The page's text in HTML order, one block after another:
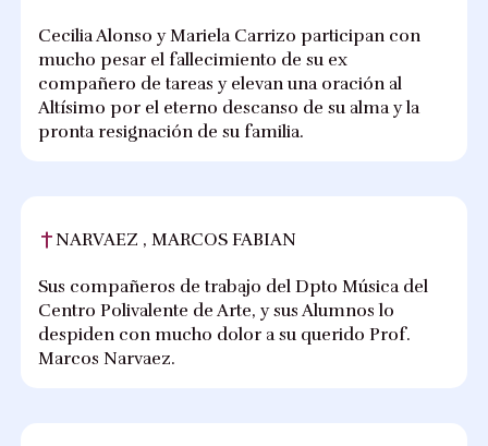
Cecilia Alonso y Mariela Carrizo participan con
mucho pesar el fallecimiento de su ex
compañero de tareas y elevan una oración al
Altísimo por el eterno descanso de su alma y la
pronta resignación de su familia.
NARVAEZ , MARCOS FABIAN
Sus compañeros de trabajo del Dpto Música del
Centro Polivalente de Arte, y sus Alumnos lo
despiden con mucho dolor a su querido Prof.
Marcos Narvaez.